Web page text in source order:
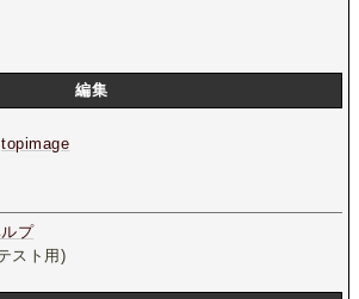
編集
topimage
プ
スト用)